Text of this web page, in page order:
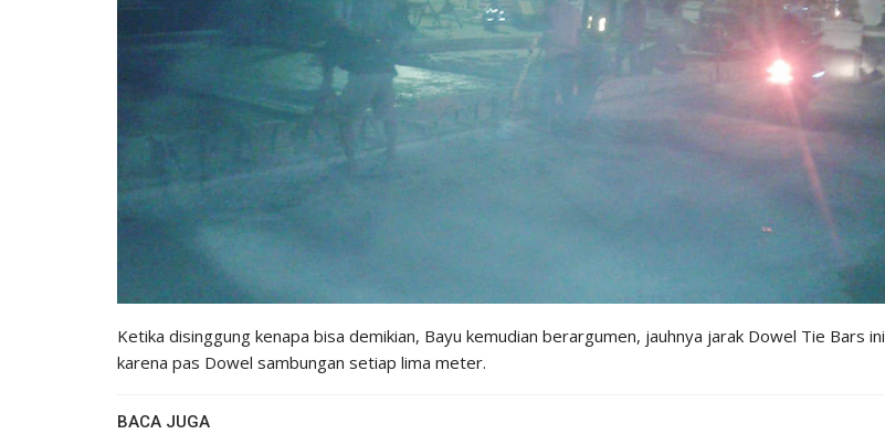
Ketika disinggung kenapa bisa demikian, Bayu kemudian berargumen, jauhnya jarak Dowel Tie Bars ini
karena pas Dowel sambungan setiap lima meter.
BACA JUGA